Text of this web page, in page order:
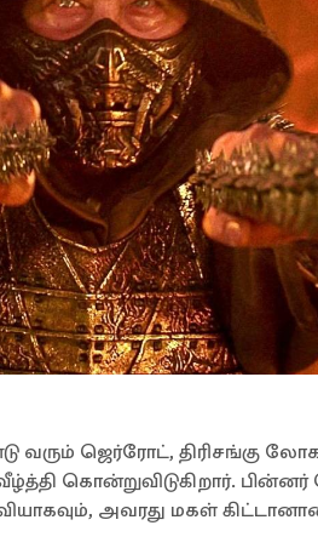
வரும் ஜெர்ரோட், திரிசங்கு
கொன்றுவிடுகிறார்.
அவரது மகள்